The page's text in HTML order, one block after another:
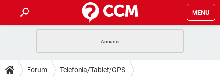
MENU
INTRATTENIMENTO ANDROID
GUIDE
Forum Telefonia/Tablet/GPS